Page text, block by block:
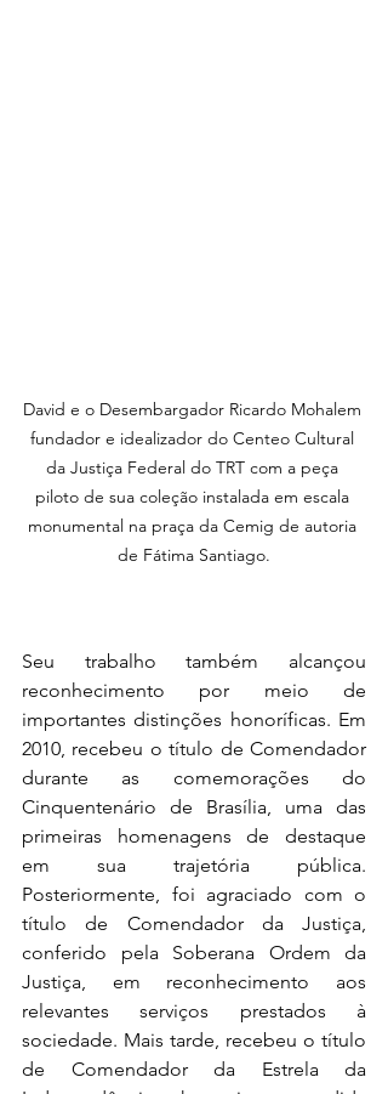
David e o Desembargador Ricardo Mohalem
fundador e idealizador do Centeo Cultural
da Justiça Federal do TRT com a peça
piloto de sua coleção instalada em escala
monumental na praça da Cemig de autoria
de Fátima Santiago.
Seu trabalho também alcançou
reconhecimento por meio de
importantes distinções honoríficas. Em
2010, recebeu o título de Comendador
durante as comemorações do
Cinquentenário de Brasília, uma das
primeiras homenagens de destaque
em sua trajetória pública.
Posteriormente, foi agraciado com o
título de Comendador da Justiça,
conferido pela Soberana Ordem da
Justiça, em reconhecimento aos
relevantes serviços prestados à
sociedade. Mais tarde, recebeu o título
de Comendador da Estrela da